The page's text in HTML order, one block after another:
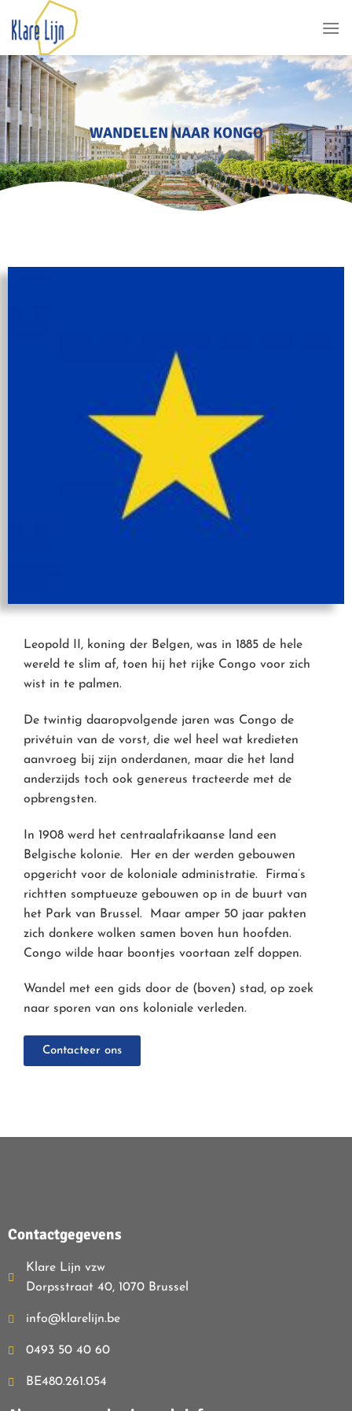
WANDELEN NAAR KONGO
Leopold II, koning der Belgen, was in 1885 de hele
wereld te slim af, toen hij het rijke Congo voor zich
wist in te palmen.
De twintig daaropvolgende jaren was Congo de
privétuin van de vorst, die wel heel wat kredieten
aanvroeg bij zijn onderdanen, maar die het land
anderzijds toch ook genereus tracteerde met de
opbrengsten.
In 1908 werd het centraalafrikaanse land een
Belgische kolonie. Her en der werden gebouwen
opgericht voor de koloniale administratie. Firma’s
richtten somptueuze gebouwen op in de buurt van
het Park van Brussel. Maar amper 50 jaar pakten
zich donkere wolken samen boven hun hoofden.
Congo wilde haar boontjes voortaan zelf doppen.
Wandel met een gids door de (boven) stad, op zoek
naar sporen van ons koloniale verleden.
Contacteer ons
Contactgegevens
Klare Lijn vzw
Dorpsstraat 40, 1070 Brussel
info@klarelijn.be
0493 50 40 60
BE480.261.054